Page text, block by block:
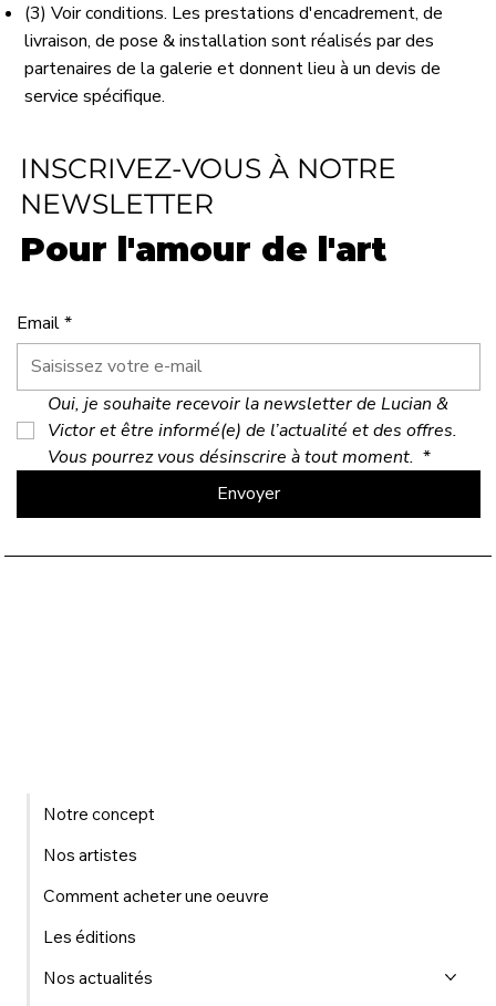
(3) Voir conditions. Les prestations d'encadrement, de
livraison, de pose & installation sont réalisés par des
partenaires de la galerie et donnent lieu à un devis de
service spécifique.
Email*
Oui, je souhaite recevoir la newsletter de Lucian &
Victor et être informé(e) de l’actualité et des offres.
Vous pourrez vous désinscrire à tout moment. *
Envoyer
INSCRIVEZ-VOUS À NOTRE
NEWSLETTER
Pour l'amour de l'art
Notre concept
Nos artistes
Comment acheter une oeuvre
Les éditions
Nos actualités